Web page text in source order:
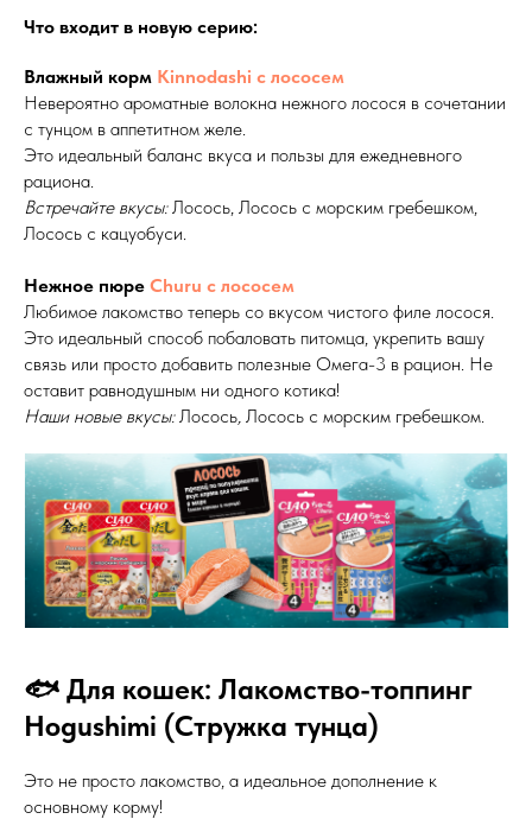
Что входит в новую серию:
Влажный корм Kinnodashi с лососем
Невероятно ароматные волокна нежного лосося в сочетании
с тунцом в аппетитном желе.
Это идеальный баланс вкуса и пользы для ежедневного
рациона.
Встречайте вкусы:Лосось, Лосось с морским гребешком,
Лосось с кацуобуси.
Нежное пюре Churu с лососем
Любимое лакомство теперь со вкусом чистого филе лосося.
Это идеальный способ побаловать питомца, укрепить вашу
связь или просто добавить полезные Омега-3 в рацион. Не
оставит равнодушным ни одного котика!
Наши новые вкусы:Лосось, Лосось с морским гребешком.
🐟 Для кошек: Лакомство-топпинг
Hogushimi (Стружка тунца)
Это не просто лакомство, а идеальное дополнение к
основному корму!